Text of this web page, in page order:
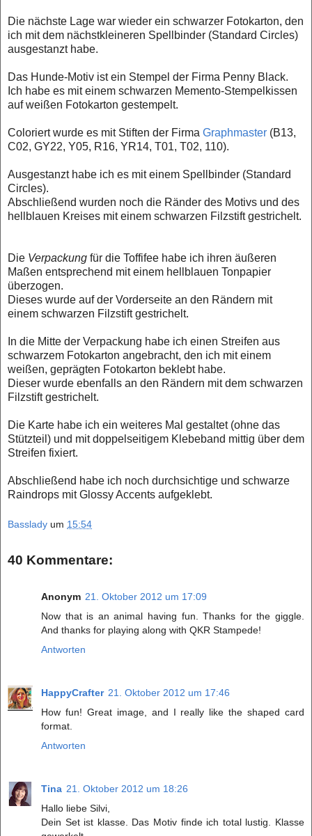
Die nächste Lage war wieder ein schwarzer Fotokarton, den
ich mit dem nächstkleineren Spellbinder (Standard Circles)
ausgestanzt habe.
Das Hunde-Motiv ist ein Stempel der Firma Penny Black.
Ich habe es mit einem schwarzen Memento-Stempelkissen
auf weißen Fotokarton gestempelt.
Coloriert wurde es mit Stiften der Firma Graphmaster (B13,
C02, GY22, Y05, R16, YR14, T01, T02, 110).
Ausgestanzt habe ich es mit einem Spellbinder (Standard
Circles).
Abschließend wurden noch die Ränder des Motivs und des
hellblauen Kreises mit einem schwarzen Filzstift gestrichelt.
Die Verpackung für die Toffifee habe ich ihren äußeren
Maßen entsprechend mit einem hellblauen Tonpapier
überzogen.
Dieses wurde auf der Vorderseite an den Rändern mit
einem schwarzen Filzstift gestrichelt.
In die Mitte der Verpackung habe ich einen Streifen aus
schwarzem Fotokarton angebracht, den ich mit einem
weißen, geprägten Fotokarton beklebt habe.
Dieser wurde ebenfalls an den Rändern mit dem schwarzen
Filzstift gestrichelt.
Die Karte habe ich ein weiteres Mal gestaltet (ohne das
Stützteil) und mit doppelseitigem Klebeband mittig über dem
Streifen fixiert.
Abschließend habe ich noch durchsichtige und schwarze
Raindrops mit Glossy Accents aufgeklebt.
Basslady um 15:54
40 Kommentare:
Anonym 21. Oktober 2012 um 17:09
Now that is an animal having fun. Thanks for the giggle.
And thanks for playing along with QKR Stampede!
Antworten
HappyCrafter 21. Oktober 2012 um 17:46
How fun! Great image, and I really like the shaped card
format.
Antworten
Tina 21. Oktober 2012 um 18:26
Hallo liebe Silvi,
Dein Set ist klasse. Das Motiv finde ich total lustig. Klasse